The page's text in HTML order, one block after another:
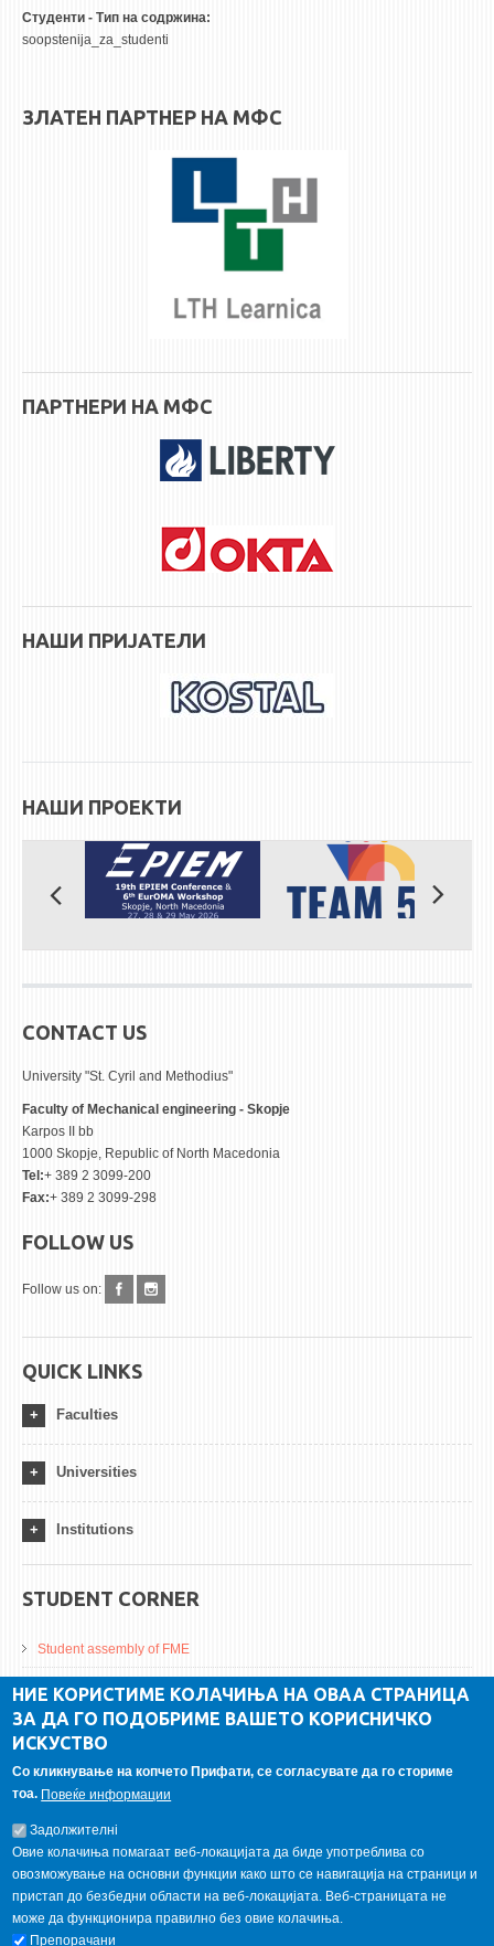
LIBRARY
DA VINCI MAGAZINE
Студенти - Тип на содржина:
soopstenija_za_studenti
ЗЛАТЕН ПАРТНЕР НА МФС
ПАРТНЕРИ НА МФС
НАШИ ПРИЈАТЕЛИ
НАШИ ПРОЕКТИ
CONTACT US
University "St. Cyril and Methodius"
Faculty of Mechanical engineering - Skopje
Karpos II bb
1000 Skopje, Republic of North Macedonia
Tel:+ 389 2 3099-200
Fax:+ 389 2 3099-298
FOLLOW US
Follow us on:
QUICK LINKS
Faculties
Universities
Institutions
STUDENT CORNER
Student assembly of FME
Da Vinci Magazinne
Alumni association
GALLERY
НИЕ КОРИСТИМЕ КОЛАЧИЊА НА ОВАА СТРАНИЦА
ЗА ДА ГО ПОДОБРИМЕ ВАШЕТО КОРИСНИЧКО
ИСКУСТВО
Со кликнување на копчето Прифати, се согласувате да го сториме
тоа. Повеќе информации
Задолжителнi
Овие колачиња помагаат веб-локацијата да биде употреблива со
овозможување на основни функции како што се навигација на страници и
пристап до безбедни области на веб-локацијата. Веб-страницата не
може да функционира правилно без овие колачиња.
Препорачани